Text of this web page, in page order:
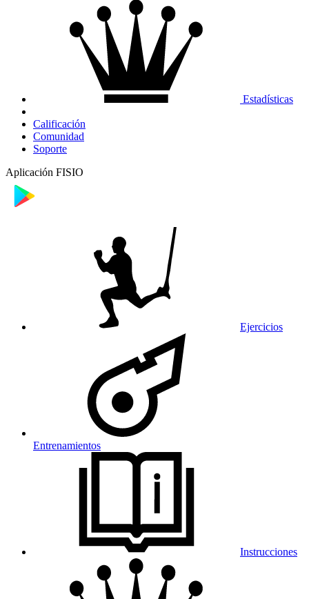
Estadísticas
Calificación
Comunidad
Soporte
Aplicación FISIO
Ejercicios
Entrenamientos
Instrucciones